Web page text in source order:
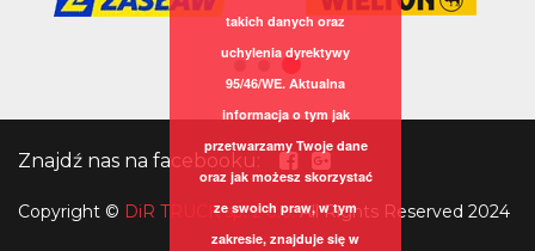
Znajdź nas na facebooku:
Copyright © DiR TRUCK sp. z o.o.All Rights Reserved 2024
takich danych oraz
uchylenia dyrektywy
95/46/WE. Aktualna
informacja o tym jak
przetwarzamy Twoje dane
oraz jak możesz skorzystać
ze swoich praw, w tym
zakresie, znajduje się w